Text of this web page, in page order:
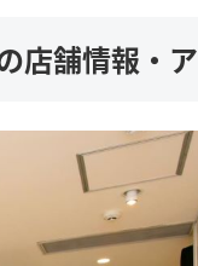
店舗情報・